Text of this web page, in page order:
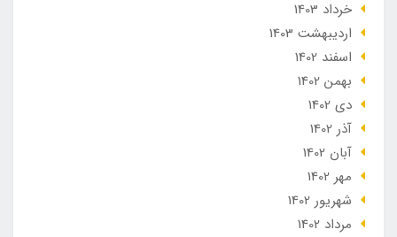
خرداد 1403
ارديبهشت 1403
اسفند 1402
بهمن 1402
دی 1402
آذر 1402
آبان 1402
مهر 1402
شهریور 1402
مرداد 1402